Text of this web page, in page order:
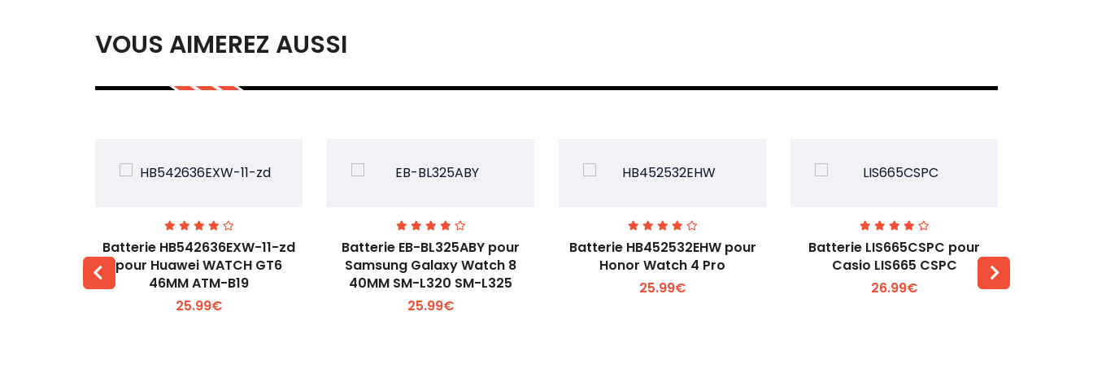
VOUS AIMEREZ AUSSI
Voir plus +
Batterie HB542636EXW-11-zd
pour Huawei WATCH GT6
46MM ATM-B19
25.99€
Voir plus +
Batterie EB-BL325ABY pour
Samsung Galaxy Watch 8
40MM SM-L320 SM-L325
25.99€
Voir plus +
Batterie HB452532EHW pour
Honor Watch 4 Pro
25.99€
Voir plus +
Batterie LIS665CSPC pour
Casio LIS665 CSPC
26.99€